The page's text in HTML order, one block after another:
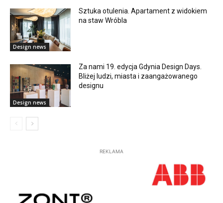
Design news
Sztuka otulenia. Apartament z widokiem
na staw Wróbla
Design news
Za nami 19. edycja Gdynia Design Days.
Bliżej ludzi, miasta i zaangażowanego
designu
REKLAMA